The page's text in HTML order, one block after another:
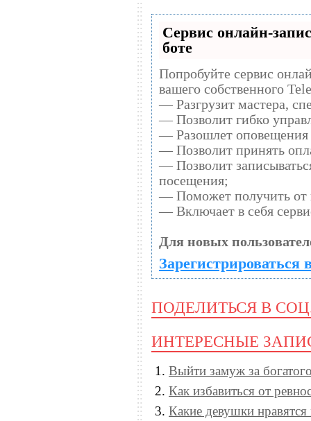
Сервис онлайн-
боте
Попробуйте сервис
вашего собственного
— Разгрузит мастера,
— Позволит гибко
— Разошлет оповещения
— Позволит принять
— Позволит
посещения;
— Поможет получить от
— Включает в себя
Для новых
Зарегистрироваться
ПОДЕЛИТЬСЯ В
ИНТЕРЕСНЫЕ
Выйти замуж за
Как избавиться от
Какие девушки